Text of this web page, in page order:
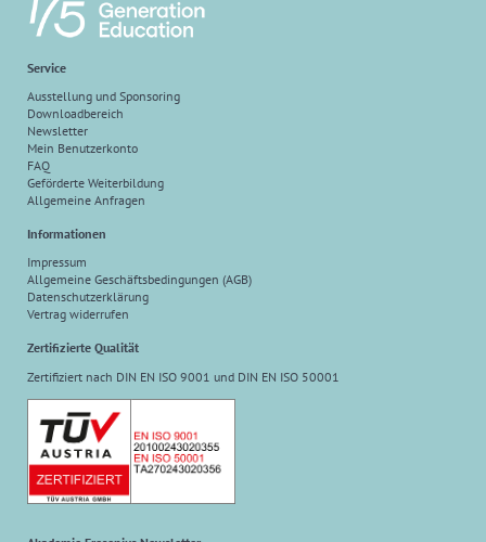
Service
Ausstellung und Sponsoring
Downloadbereich
Newsletter
Mein Benutzerkonto
FAQ
Geförderte Weiterbildung
Allgemeine Anfragen
Informationen
Impressum
Allgemeine Geschäftsbedingungen (AGB)
Datenschutzerklärung
Vertrag widerrufen
Zertifizierte Qualität
Zertifiziert nach DIN EN ISO 9001 und DIN EN ISO 50001